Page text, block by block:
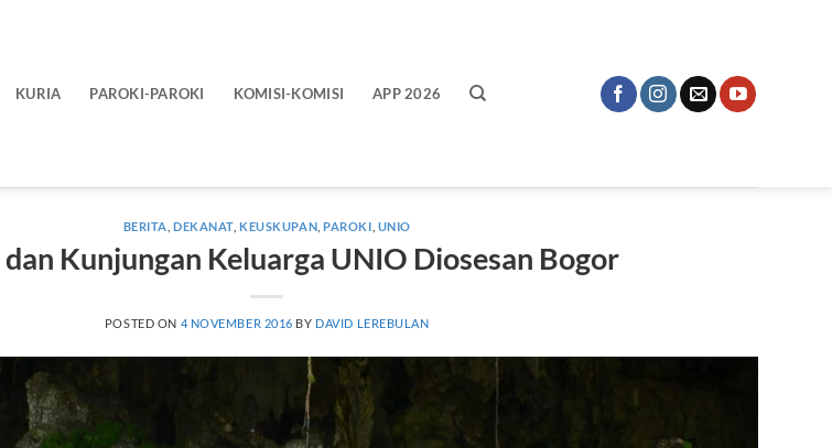
KURIA PAROKI-PAROKI KOMISI-KOMISI APP 2026
BERITA ,DEKANAT,KEUSKUPAN ,PAROKI UNIO
Kunjungan Keluarga UNIO Diosesan Bogor
POSTED ON 4 NOVEMBER 2016 BY DAVID LEREBULAN